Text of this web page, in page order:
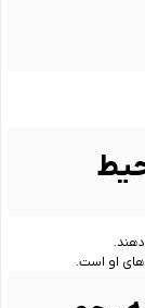
او است.